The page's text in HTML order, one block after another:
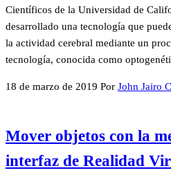
Científicos de la Universidad de
desarrollado una tecnología que
la actividad cerebral mediante un
tecnología, conocida como
18 de marzo de 2019 Por John Jairo
Mover objetos con la
interfaz de Realidad